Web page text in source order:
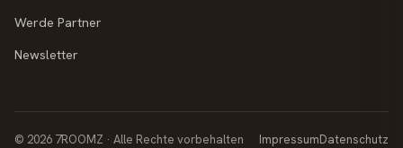
Werde Partner
Newsletter
© 2026 7ROOMZ · Alle Rechte vorbehalten ImpressumDatenschutz